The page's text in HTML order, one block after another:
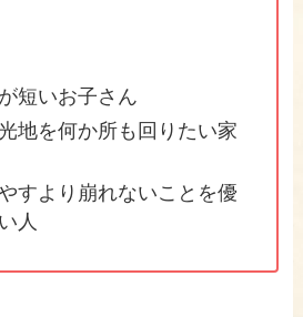
短いお子さん
地を何か所も回りたい家
すより崩れないことを優
人